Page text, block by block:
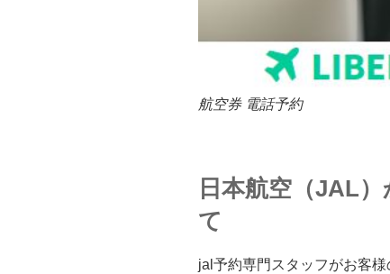
航空券 電話予約
日本航空（JAL
て
jal予約専門スタッフがお客